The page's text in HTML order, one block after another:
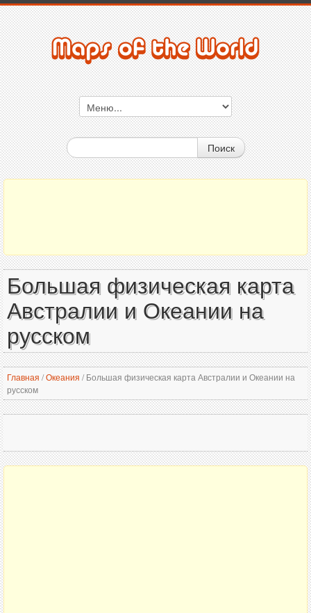
Поиск
Большая физическая карта
Австралии и Океании на
русском
Главная /Океания /Большая физическая карта Австралии и Океании на
русском